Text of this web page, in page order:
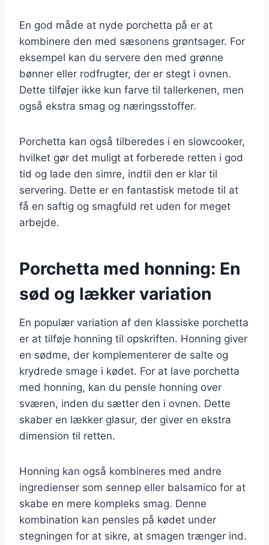
En god måde at nyde porchetta på er at
kombinere den med sæsonens grøntsager. For
eksempel kan du servere den med grønne
bønner eller rodfrugter, der er stegt i ovnen.
Dette tilføjer ikke kun farve til tallerkenen, men
også ekstra smag og næringsstoffer.
Porchetta kan også tilberedes i en slowcooker,
hvilket gør det muligt at forberede retten i god
tid og lade den simre, indtil den er klar til
servering. Dette er en fantastisk metode til at
få en saftig og smagfuld ret uden for meget
arbejde.
Porchetta med honning: En
sød og lækker variation
En populær variation af den klassiske porchetta
er at tilføje honning til opskriften. Honning giver
en sødme, der komplementerer de salte og
krydrede smage i kødet. For at lave porchetta
med honning, kan du pensle honning over
sværen, inden du sætter den i ovnen. Dette
skaber en lækker glasur, der giver en ekstra
dimension til retten.
Honning kan også kombineres med andre
ingredienser som sennep eller balsamico for at
skabe en mere kompleks smag. Denne
kombination kan pensles på kødet under
stegningen for at sikre, at smagen trænger ind.